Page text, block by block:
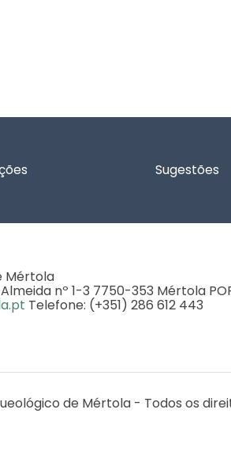
Sugestões
Mértola
nº 1-3 7750-353 Mértola
Telefone: (+351) 286 612 443
de Mértola - Todos os